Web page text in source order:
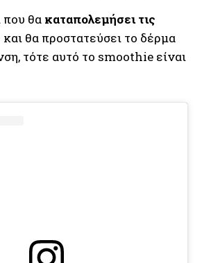
που θα καταπολεμήσει τις
και θα προστατεύσει το δέρμα
τότε αυτό το smoothie είναι